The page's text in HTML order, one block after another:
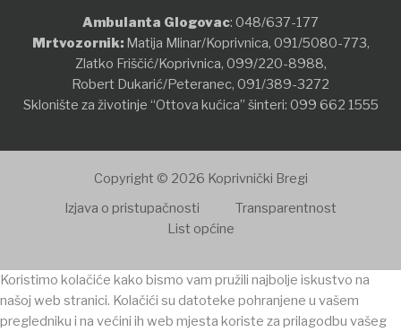
Ambulanta Glogovac: 048/637-177
Mrtvozornik:Matija Mlinar/Koprivnica, 091/5080-773,
Zlatko Friščić/Koprivnica, 099/220-8988,
Robert Dukarić/Peteranec, 091/389-3272
Sklonište za životinje “Ottova kućica” šinteri: 099 662 1555
Copyright © 2026 Koprivnički Bregi
Izjava o pristupačnosti
Transparentnost
List općine
Koristimo kolačiće kako bismo vam pružili najbolje iskustvo na
našoj web stranici. Kolačići su datoteke pohranjene u vašem
pregledniku i na većini ih web mjesta koriste za prilagodbu vašeg